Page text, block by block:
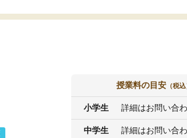
授業料の目安 （税込
小学生 詳細はお問い合
中学生 詳細はお問い合